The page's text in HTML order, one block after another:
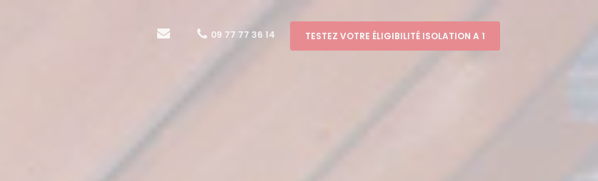
09 77 77 36 14 TESTEZ VOTRE ÉLIGIBILITÉ ISOLATION A 1